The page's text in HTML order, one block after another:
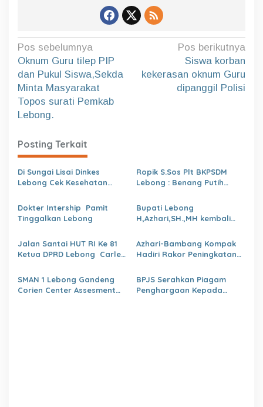
N
a
v
i
g
s
i
p
s
Pos sebelumnya
Oknum Guru tilep PIP
dan Pukul Siswa,Sekda
Minta Masyarakat
Topos surati Pemkab
Lebong.
Pos berikutnya
Siswa korban
kekerasan oknum Guru
dipanggil Polisi
Posting Terkait
Di Sungai Lisai Dinkes
Lebong Cek Kesehatan
Ropik S.Sos Plt BKPSDM
Lebong : Benang Putih
dan Isu Buruk Pelayanan
BKPSDM
Dokter Intership Pamit
Tinggalkan Lebong
Bupati Lebong
H,Azhari,SH.,MH kembali
Jalan Santai HUT RI Ke 81
Ketua DPRD Lebong Carles
Israwati Makmur SM
Azhari-Bambang Kompak
Hadiri Rakor Peningkatan
kabupaten Lebong Tahun
2026
SMAN 1 Lebong Gandeng
Corien Center Assesment
BPJS Serahkan Piagam
Penghargaan Kepada